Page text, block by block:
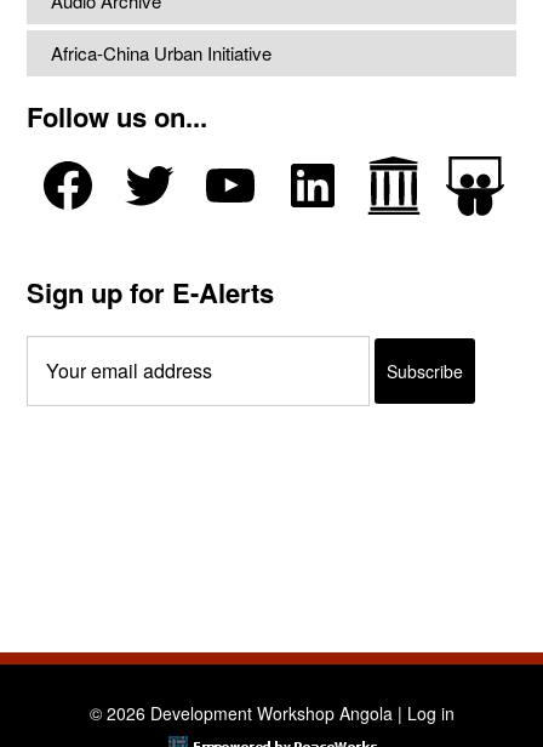
Africa-China Urban Initiative
Follow us on...
Sign up for E-Alerts
© 2026 Development Workshop Angola | Log in